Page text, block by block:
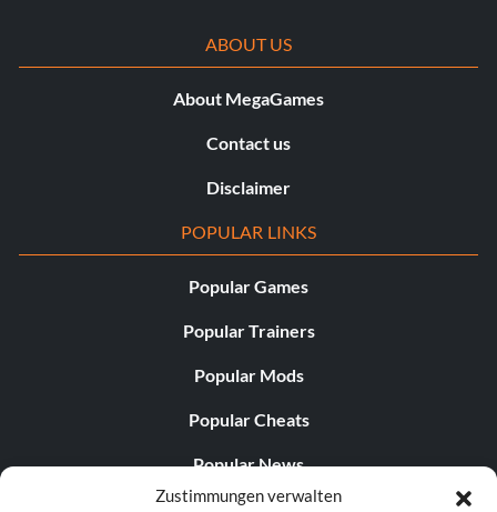
Zustimmungen verwalten
ABOUT US
About MegaGames
Contact us
Disclaimer
POPULAR LINKS
Popular Games
Popular Trainers
Popular Mods
Popular Cheats
Popular News